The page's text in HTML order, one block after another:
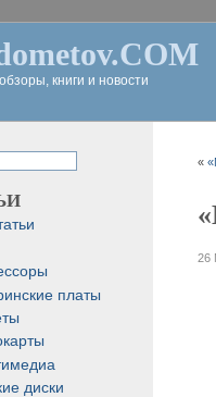
книги и новости
«
26
платы
диски